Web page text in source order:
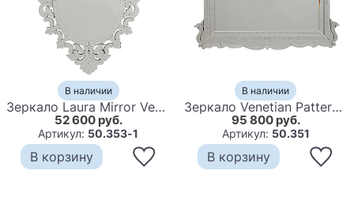
В наличии
Зеркало Laura Mirror Venetian
52 600 руб.
Артикул: 50.353-1
В корзину
В наличии
Зеркало Venetian Patterned Frame
95 800 руб.
Артикул: 50.351
В корзину